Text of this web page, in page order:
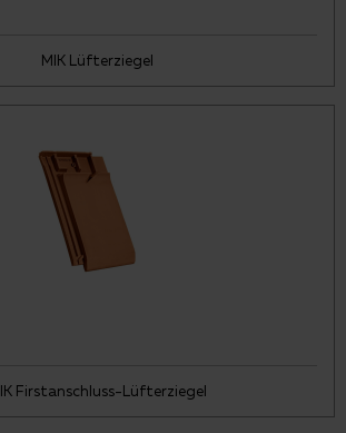
MIK Lüfterziegel
Firstanschluss-Lüfterziegel